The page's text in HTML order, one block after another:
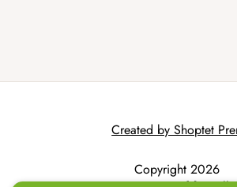
Created by Shoptet
Copyright 2026